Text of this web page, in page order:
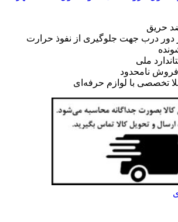
حریق
دور درب جهت جلوگیری از نفوذ حرارت
ملی
نامحدود
تخصصی با لوازم حرفه‌ای